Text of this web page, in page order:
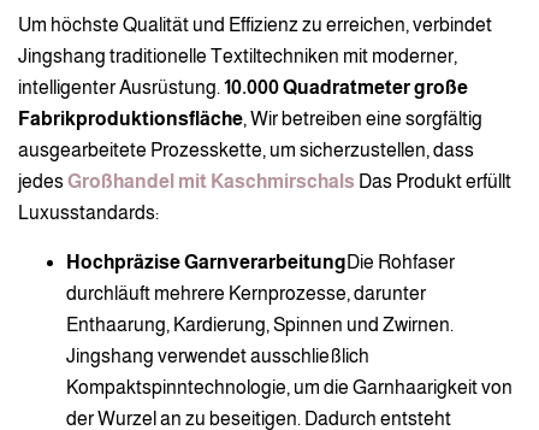
Um höchste Qualität und Effizienz zu erreichen, verbindet
Jingshang traditionelle Textiltechniken mit moderner,
intelligenter Ausrüstung. 10.000 Quadratmeter große
Fabrikproduktionsfläche, Wir betreiben eine sorgfältig
ausgearbeitete Prozesskette, um sicherzustellen, dass
jedesGroßhandel mit Kaschmirschals Das Produkt erfüllt
Luxusstandards:
Hochpräzise GarnverarbeitungDie Rohfaser
durchläuft mehrere Kernprozesse, darunter
Enthaarung, Kardierung, Spinnen und Zwirnen.
Jingshang verwendet ausschließlich
Kompaktspinntechnologie, um die Garnhaarigkeit von
der Wurzel an zu beseitigen. Dadurch entsteht